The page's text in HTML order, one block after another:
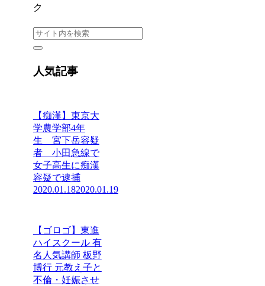
ク
人気記事
【痴漢】東京大
学農学部4年
生 宮下岳容疑
者 小田急線で
女子高生に痴漢
容疑で逮捕
2020.01.182020.01.19
【ゴロゴ】東進
ハイスクール 有
名人気講師 板野
博行 元教え子と
不倫・妊娠させ